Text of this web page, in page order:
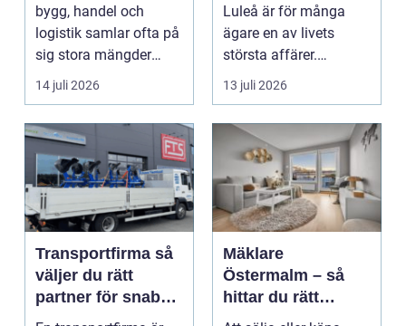
bygg, handel och
logistik samlar ofta på
sig stora mängder
lastpallar. De tar...
14 juli 2026
Luleå är för många
ägare en av livets
största affärer.
Beslutet rymmer både
13 juli 2026
Transportfirma så
väljer du rätt
partner för snabba
och trygga
Mäklare
Östermalm – så
hittar du rätt
kompetens för din